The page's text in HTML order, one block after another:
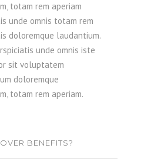
totam rem aperiam
unde omnis totam rem
doloremque laudantium.
unde omnis iste
sit voluptatem
doloremque
totam rem aperiam.
BENEFITS?